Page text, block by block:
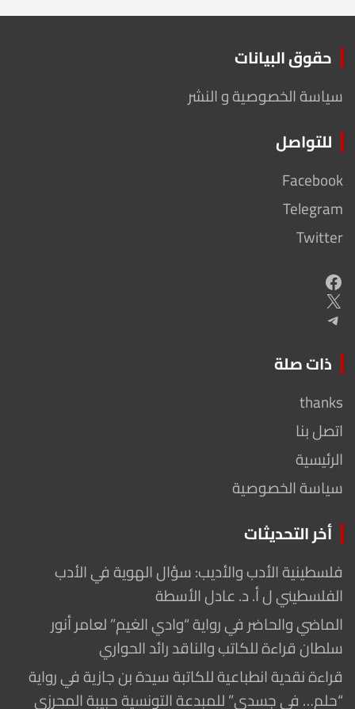
حقوق البيانات
سياسة الخصوصية و النشر
للتواصل
Facebook
Telegram
Twitter
Facebook
X
Telegram
ذات صلة
thanks
اتصل بنا
الرئيسية
سياسة الخصوصية
أخر التحديثات
فلسطينية الأدب والأديب: سؤال الهوية في الأدب
الفلسطيني ل أ. د. عادل الأسطة
الماضي والحاضر في رواية “وادي الغيم” لعامر أنور
سلطان قراءة للكاتب والناقد رائد الحواري
قراءة نقدية انطباعية للكاتبة سيدة بن جازية في رواية
“حلم… في جسدي” للمبدعة التونسية حبيبة المحرزي